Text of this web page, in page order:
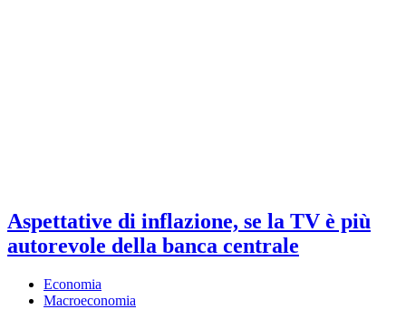
Aspettative di inflazione, se la TV è più
autorevole della banca centrale
Economia
Macroeconomia